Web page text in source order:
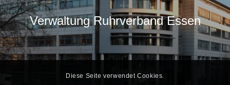
Verwaltung Ruhrverband Essen
Diese Seite verwendet Cookies.